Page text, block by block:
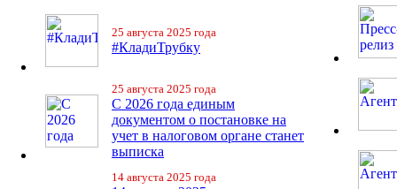
25 августа 2025 года
#КладиТрубку
25 августа 2025 года
С 2026 года единым
документом о постановке на
учет в налоговом органе станет
выписка
14 августа 2025 года